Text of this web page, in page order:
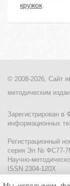
кружок
© 2008-2026, Сайт
методическим
Зарегистрирован в
информационных
Регистрационный
серия Эл № ФС77-
Научно-
ISSN 2304-120X